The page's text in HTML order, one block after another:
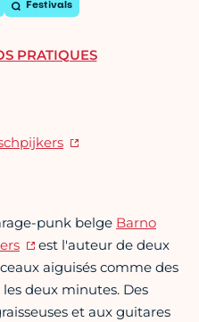
Festivals
punk belge Barno
est l'auteur de deux
aiguisés comme des
deux minutes. Des
et aux guitares
PRATIQUES